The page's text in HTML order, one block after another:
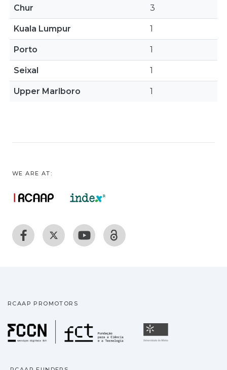
Chur 3
Kuala Lumpur 1
Porto 1
Seixal 1
Upper Marlboro 1
WE ARE AT:
RCAAP PROMOTORS
Fundação para a